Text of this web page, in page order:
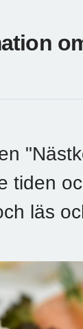
tiden
läs